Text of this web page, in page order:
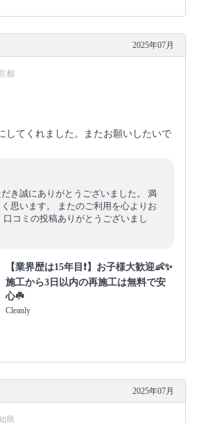
2025年07月
都
してくれました。またお願いしたいで
き誠にありがとうございました。 満
思います。 またのご利用を心よりお
コミの投稿ありがとうございまし
【業界歴は15年目❗️】お子様大歓迎👶✨
施工から3日以内の再施工は無料で安
心☘️
Cleanly
2025年07月
県